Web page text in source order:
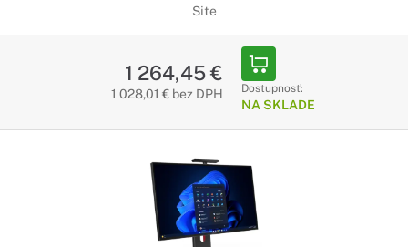
Site
1 264,45 €
1 028,01 € bez DPH Dostupnosť:
NA SKLADE